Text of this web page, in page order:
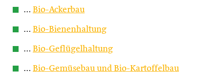
… Bio-Ackerbau
… Bio-Bienenhaltung
… Bio-Geflügelhaltung
… Bio-Gemüsebau und Bio-Kartoffelbau